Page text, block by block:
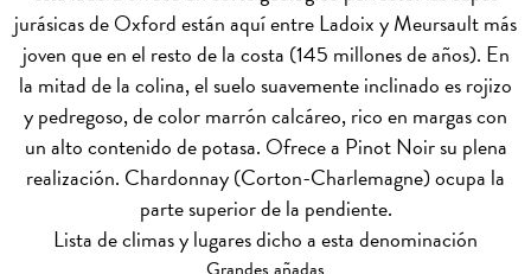
jurásicas de Oxford están aquí entre Ladoix y Meursault más
joven que en el resto de la costa (145 millones de años). En
la mitad de la colina, el suelo suavemente inclinado es rojizo
y pedregoso, de color marrón calcáreo, rico en margas con
un alto contenido de potasa. Ofrece a Pinot Noir su plena
realización. Chardonnay (Corton-Charlemagne) ocupa la
parte superior de la pendiente.
Lista de climas y lugares dicho a esta denominación